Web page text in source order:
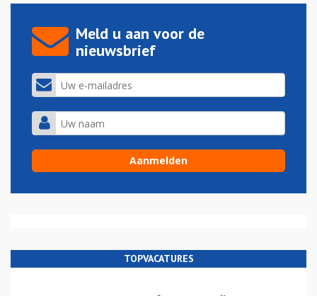
Meld u aan voor de
nieuwsbrief
TOPVACATURES